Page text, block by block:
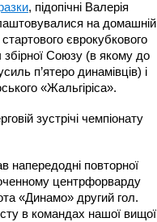
, підопічні Валерія
на домашній
стартового єврокубкового
Союзу (в якому до
п’ятеро динамівців) і
«Жальгіріса».
зустрічі чемпіонату
напередодні повторної
центрфорварду
«Динамо» другий гол.
в командах нашої вищої